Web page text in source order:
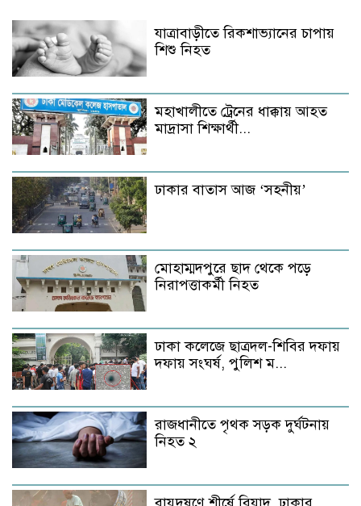
যাত্রাবাড়ীতে রিকশাভ্যানের চাপায়
শিশু নিহত
মহাখালীতে ট্রেনের ধাক্কায় আহত
মাদ্রাসা শিক্ষার্থী...
ঢাকার বাতাস আজ ‘সহনীয়’
মোহাম্মদপুরে ছাদ থেকে পড়ে
নিরাপত্তাকর্মী নিহত
ঢাকা কলেজে ছাত্রদল-শিবির দফায়
দফায় সংঘর্ষ, পুলিশ ম...
রাজধানীতে পৃথক সড়ক দুর্ঘটনায়
নিহত ২